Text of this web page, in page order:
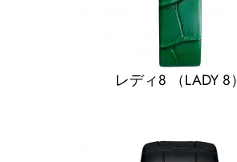
レディ8 （LADY 8）